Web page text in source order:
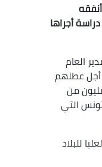
مليار دولار سنويا حسب دراسة أجراها
العام
3.5 مليار دولار سنويا من أجل عطلهم
بالأرقام إلى عدد زوار الجزائر المقدر عددهم 2.4 مليون زائر سنويا، من بينهم 1.3 مليون من
من بينهم 2.8 يتوجهون إلى تونس التي
للبلاد